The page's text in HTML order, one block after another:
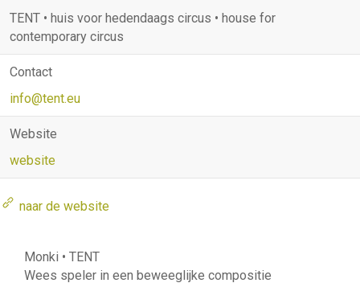
TENT • huis voor hedendaags circus • house for
contemporary circus
Contact
info@tent.eu
Website
website
naar de website
Monki • TENT
Wees speler in een beweeglijke compositie